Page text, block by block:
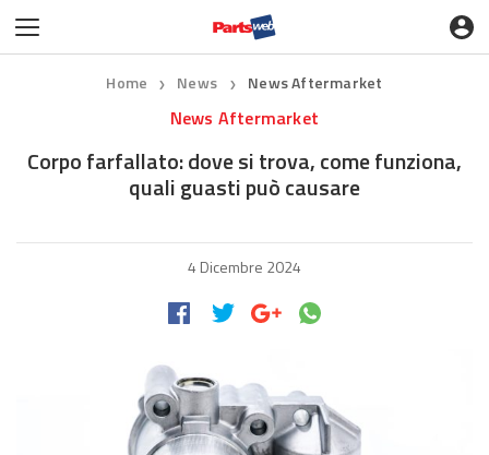
Home ❯ News ❯ News Aftermarket
News Aftermarket
Corpo farfallato: dove si trova, come funziona,
quali guasti può causare
4 Dicembre 2024